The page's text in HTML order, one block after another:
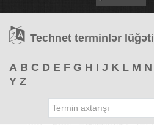
Technet terminlər lüğəti
A B C D E F G H I J K L M N
Y Z